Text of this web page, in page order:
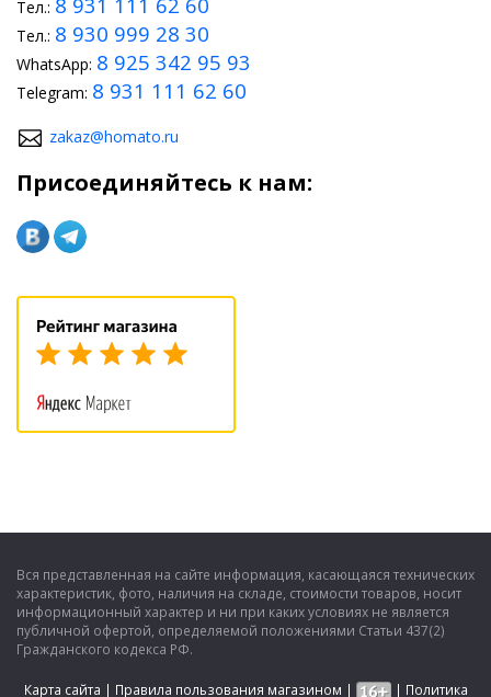
Тел.:
Тел.: 8 930 999 28 30
WhatsApp: 8 925 342 95 93
Telegram: 8 931 111 62 60
zakaz@homato.ru
Присоединяйтесь к нам:
Вся представленная на сайте информация, касающаяся технических
характеристик, фото, наличия на складе, стоимости товаров, носит
информационный характер и ни при каких условиях не является
публичной офертой, определяемой положениями Статьи 437(2)
Гражданского кодекса РФ.
Карта сайта | Правила пользования магазином | | Политика